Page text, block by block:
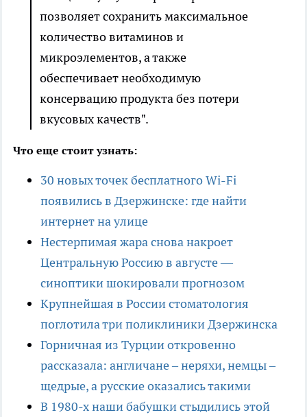
позволяет сохранить максимальное
количество витаминов и
микроэлементов, а также
обеспечивает необходимую
консервацию продукта без потери
вкусовых качеств".
Что еще стоит узнать:
30 новых точек бесплатного Wi-Fi
появились в Дзержинске: где найти
интернет на улице
Нестерпимая жара снова накроет
Центральную Россию в августе —
синоптики шокировали прогнозом
Крупнейшая в России стоматология
поглотила три поликлиники Дзержинска
Горничная из Турции откровенно
рассказала: англичане – неряхи, немцы –
щедрые, а русские оказались такими
В 1980-х наши бабушки стыдились этой